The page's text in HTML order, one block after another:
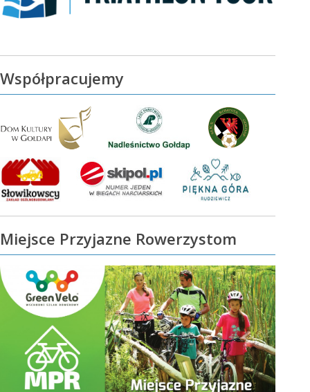
Współpracujemy
Miejsce Przyjazne Rowerzystom